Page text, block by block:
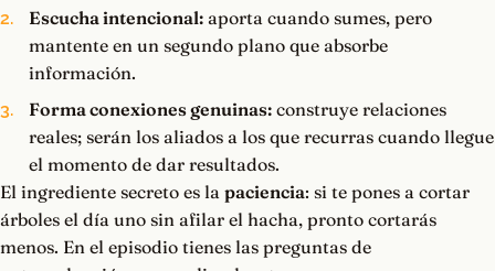
Escucha intencional:aporta cuando sumes, pero
mantente en un segundo plano que absorbe
información.
Forma conexiones genuinas:construye relaciones
reales; serán los aliados a los que recurras cuando llegue
el momento de dar resultados.
El ingrediente secreto es la paciencia: si te pones a cortar
árboles el día uno sin afilar el hacha, pronto cortarás
menos. En el episodio tienes las preguntas de